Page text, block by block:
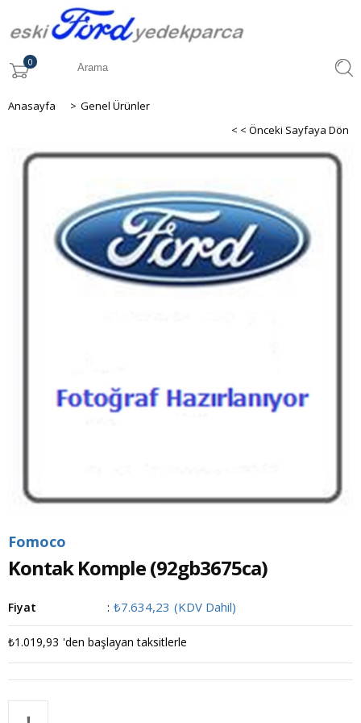
0
Anasayfa > Genel Ürünler
< < Önceki Sayfaya Dön
Fomoco
Kontak Komple(92gb3675ca)
Fiyat : ₺7.634,23 (KDV Dahil)
₺1.019,93 'den başlayan taksitlerle